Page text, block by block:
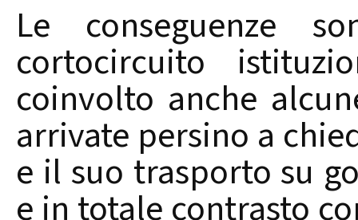
Le conseguenze
cortocircuito
coinvolto anche
arrivate persino a
e il suo trasporto su
e in totale contrasto